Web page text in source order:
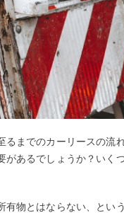
までのカーリースの流
あるでしょうか？いく
物とはならない、とい